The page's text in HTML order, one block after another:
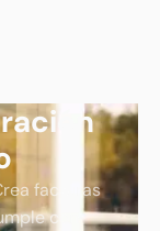
facturas
con